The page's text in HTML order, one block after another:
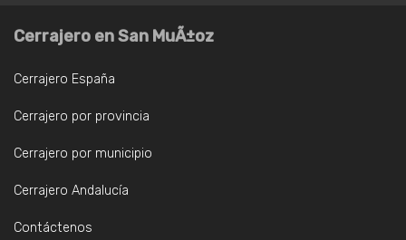
Cerrajero en San MuÃ±oz
Cerrajero España
Cerrajero por provincia
Cerrajero por municipio
Cerrajero Andalucía
Contáctenos